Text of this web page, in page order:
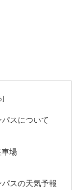
スについて
場
スの天気予報